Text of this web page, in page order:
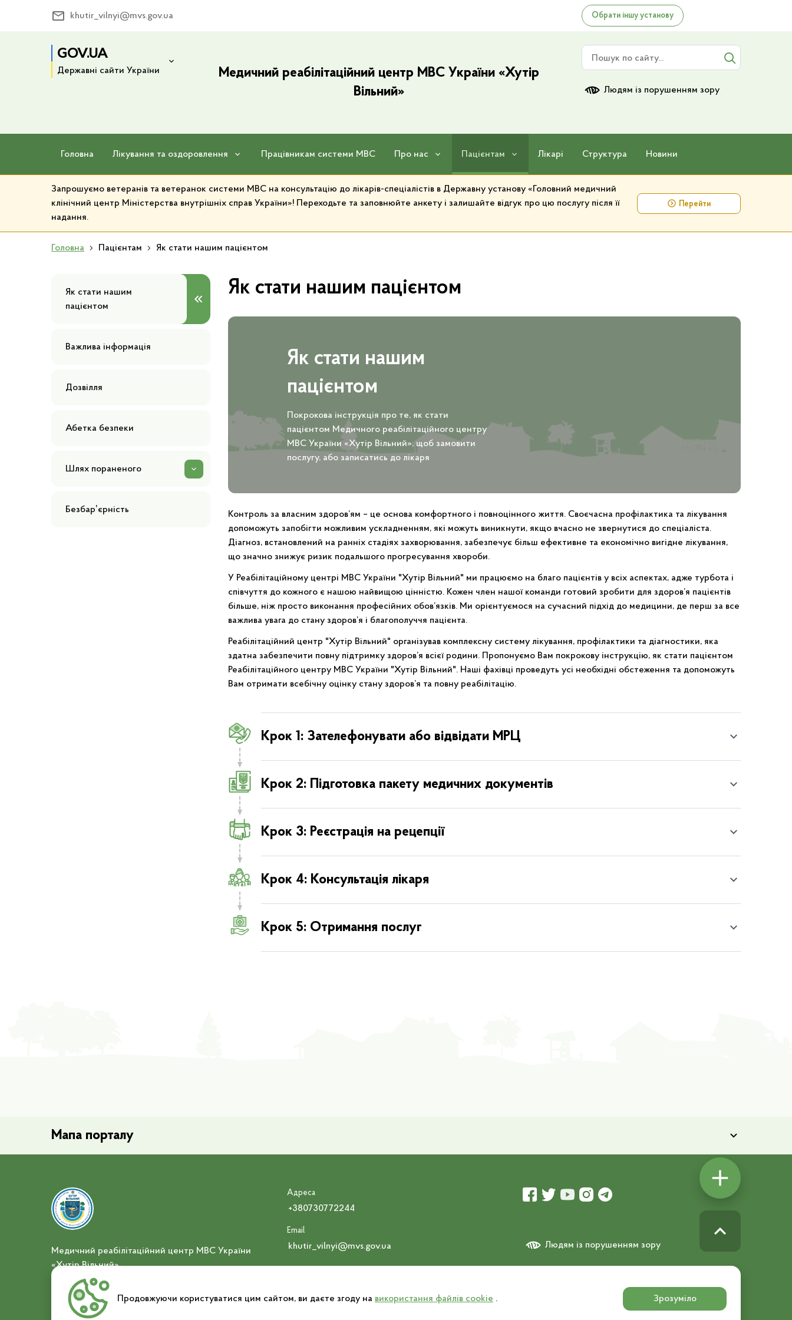
khutir_vilnyi@mvs.gov.ua Обрати іншу установу
GOV.UA
Державні сайти України
Медичний реабілітаційний центр МВС України «Хутір
Вільний»
Людям із порушенням зору
Головна Лікування та оздоровлення Працівникам системи МВС Про нас Пацієнтам Лікарі Структура Новини
Запрошуємо ветеранів та ветеранок системи МВС на консультацію до лікарів-спеціалістів в Державну установу «Головний медичний
клінічний центр Міністерства внутрішніх справ України»! Переходьте та заповнюйте анкету і залишайте відгук про цю послугу після її
надання.
Перейти
Головна Пацієнтам Як стати нашим пацієнтом
Як стати нашим
пацієнтом
Важлива інформація
Дозвілля
Абетка безпеки
Шлях пораненого
Безбарʼєрність
Як стати нашим пацієнтом
Як стати нашим
пацієнтом
Покрокова інструкція про те, як стати
пацієнтом Медичного реабілітаційного центру
МВС України «Хутір Вільний», щоб замовити
послугу, або записатись до лікаря
Контроль за власним здоров’ям – це основа комфортного і повноцінного життя. Своєчасна профілактика та лікування
допоможуть запобігти можливим ускладненням, які можуть виникнути, якщо вчасно не звернутися до спеціаліста.
Діагноз, встановлений на ранніх стадіях захворювання, забезпечує більш ефективне та економічно вигідне лікування,
що значно знижує ризик подальшого прогресування хвороби.
У Реабілітаційному центрі МВС України "Хутір Вільний" ми працюємо на благо пацієнтів у всіх аспектах, адже турбота і
співчуття до кожного є нашою найвищою цінністю. Кожен член нашої команди готовий зробити для здоров’я пацієнтів
більше, ніж просто виконання професійних обов’язків. Ми орієнтуємося на сучасний підхід до медицини, де перш за все
важлива увага до стану здоров’я і благополуччя пацієнта.
Реабілітаційний центр "Хутір Вільний" організував комплексну систему лікування, профілактики та діагностики, яка
здатна забезпечити повну підтримку здоров’я всієї родини. Пропонуємо Вам покрокову інструкцію, як стати пацієнтом
Реабілітаційного центру МВС України "Хутір Вільний". Наші фахівці проведуть усі необхідні обстеження та допоможуть
Вам отримати всебічну оцінку стану здоров’я та повну реабілітацію.
Крок 1: Зателефонувати або відвідати МРЦ
Крок 2: Підготовка пакету медичних документів
Крок 3: Реєстрація на рецепції
Крок 4: Консультація лікаря
Крок 5: Отримання послуг
Продовжуючи користуватися цим сайтом, ви даєте згоду на використання файлів cookie . Зрозуміло
Мапа порталу
Медичний реабілітаційний центр МВС України
«Хутір Вільний»
Повідомити про корупцію
Адреса
+380730772244
Email
khutir_vilnyi@mvs.gov.ua Людям із порушенням зору
© 2026 ІНФОТЕХ. Усі права захищено